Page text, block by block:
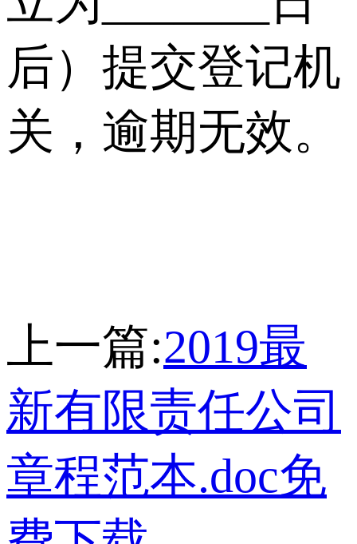
后）提交登记机
关，逾期无效。
上一篇:2019最
新有限责任公司
章程范本.doc免